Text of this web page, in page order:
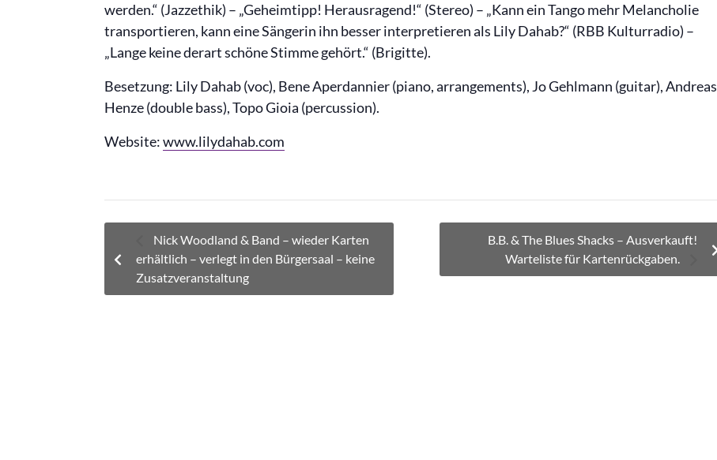
werden.“ (Jazzethik) – „Geheimtipp! Herausragend!“ (Stereo) – „Kann ein Tango mehr Melancholie
transportieren, kann eine Sängerin ihn besser interpretieren als Lily Dahab?“ (RBB Kulturradio) –
„Lange keine derart schöne Stimme gehört.“ (Brigitte).
Besetzung: Lily Dahab (voc), Bene Aperdannier (piano, arrangements), Jo Gehlmann (guitar), Andreas
Henze (double bass), Topo Gioia (percussion).
Website:www.lilydahab.com
Nick Woodland & Band – wieder Karten
erhältlich – verlegt in den Bürgersaal – keine
Zusatzveranstaltung
B.B. & The Blues Shacks – Ausverkauft!
Warteliste für Kartenrückgaben.